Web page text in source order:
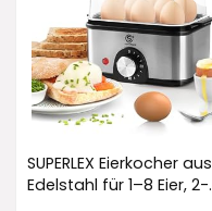
SUPERLEX Eierkocher aus
Edelstahl für 1–8 Eier, 2-